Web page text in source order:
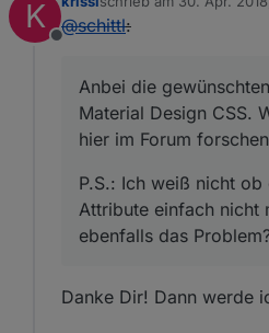
K
Offline
zuletzt editiert von
@schittl:
Anbei die
Material Design CSS.
hier im Forum
P.S.: Ich weiß nicht
Attribute einfach nicht
ebenfalls das
Danke Dir! Dann werde